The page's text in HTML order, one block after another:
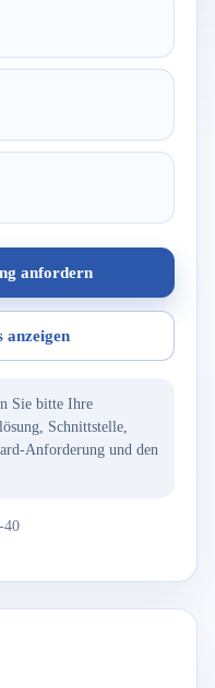
anfordern
anzeigen
Sie bitte Ihre
Schnittstelle,
Anforderung und den
40